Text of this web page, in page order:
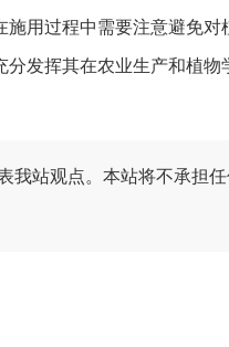
用过程中需要注意避免
发挥其在农业生产和植物
站观点。本站将不承担